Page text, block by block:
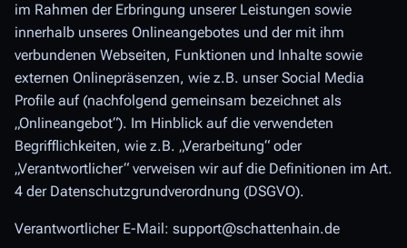
im Rahmen der Erbringung unserer Leistungen sowie
innerhalb unseres Onlineangebotes und der mit ihm
verbundenen Webseiten, Funktionen und Inhalte sowie
externen Onlinepräsenzen, wie z.B. unser Social Media
Profile auf (nachfolgend gemeinsam bezeichnet als
„Onlineangebot“). Im Hinblick auf die verwendeten
Begrifflichkeiten, wie z.B. „Verarbeitung“ oder
„Verantwortlicher“ verweisen wir auf die Definitionen im Art.
4 der Datenschutzgrundverordnung (DSGVO).
Verantwortlicher E-Mail: support@schattenhain.de